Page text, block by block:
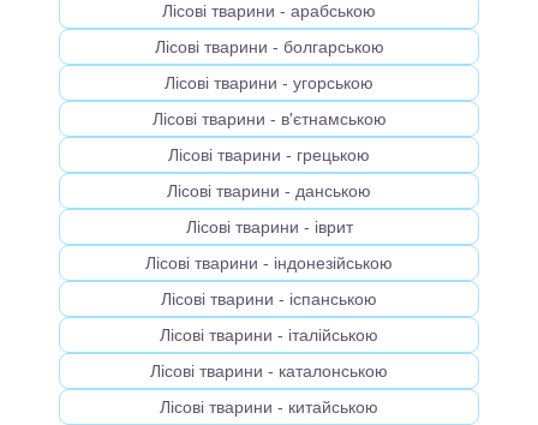
Лісові тварини - арабською
Лісові тварини - болгарською
Лісові тварини - угорською
Лісові тварини - в'єтнамською
Лісові тварини - грецькою
Лісові тварини - данською
Лісові тварини - іврит
Лісові тварини - індонезійською
Лісові тварини - іспанською
Лісові тварини - італійською
Лісові тварини - каталонською
Лісові тварини - китайською